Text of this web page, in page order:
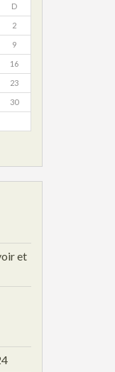
D
2
9
16
23
30
et